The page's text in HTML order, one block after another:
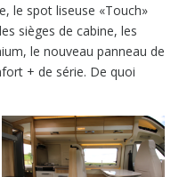
le spot liseuse «Touch»
sièges de cabine, les
le nouveau panneau de
+ de série. De quoi